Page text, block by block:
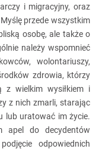
i migracyjny, oraz
przede wszystkim
osobę, ale także o
należy wspomnieć
wolontariuszy,
zdrowia, którzy
wielkim wysiłkiem i
z nich zmarli, starając
lub uratować im życie.
apel do decydentów
odpowiednich